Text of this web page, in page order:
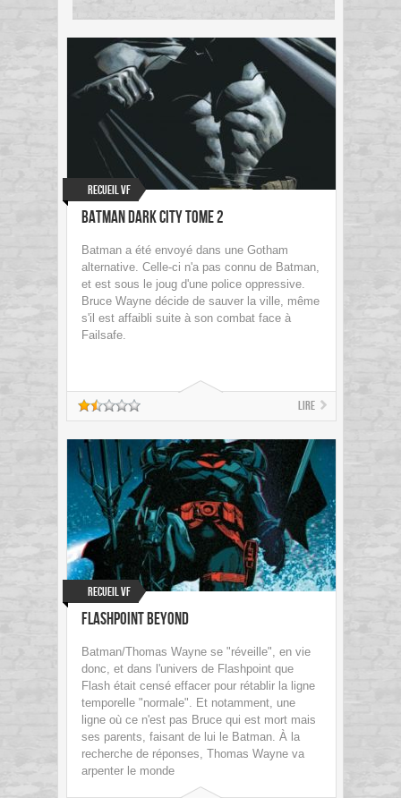
Recueil VF
Batman Dark City tome 2
Batman a été envoyé dans une Gotham
alternative. Celle-ci n'a pas connu de Batman,
et est sous le joug d'une police oppressive.
Bruce Wayne décide de sauver la ville, même
s'il est affaibli suite à son combat face à
Failsafe.
Lire
Recueil VF
Flashpoint Beyond
Batman/Thomas Wayne se "réveille", en vie
donc, et dans l'univers de Flashpoint que
Flash était censé effacer pour rétablir la ligne
temporelle "normale". Et notamment, une
ligne où ce n'est pas Bruce qui est mort mais
ses parents, faisant de lui le Batman. À la
recherche de réponses, Thomas Wayne va
arpenter le monde